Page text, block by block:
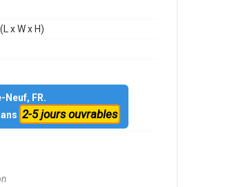
x W x H)
FR.
2-5 jours ouvrables